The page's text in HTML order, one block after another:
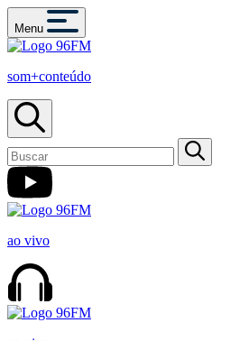
Menu
som+conteúdo
ao vivo